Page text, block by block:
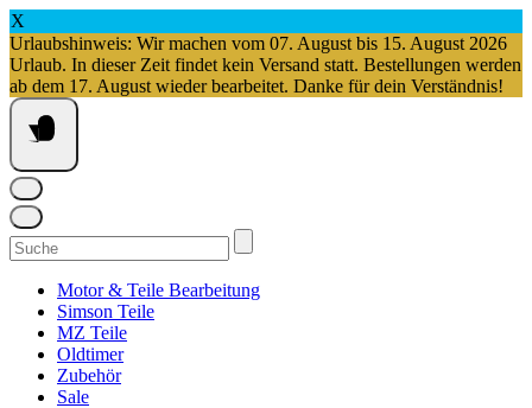
X
Urlaubshinweis: Wir machen vom 07. August bis 15. August 2026
Urlaub. In dieser Zeit findet kein Versand statt. Bestellungen werden
ab dem 17. August wieder bearbeitet. Danke für dein Verständnis!
Springe
zum
Inhalt
Suchen
nach:
Motor & Teile Bearbeitung
Simson Teile
MZ Teile
Oldtimer
Zubehör
Sale